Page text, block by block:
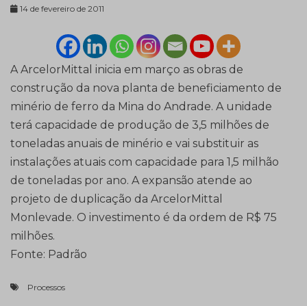
14 de fevereiro de 2011
A ArcelorMittal inicia em março as obras de
construção da nova planta de beneficiamento de
minério de ferro da Mina do Andrade. A unidade
terá capacidade de produção de 3,5 milhões de
toneladas anuais de minério e vai substituir as
instalações atuais com capacidade para 1,5 milhão
de toneladas por ano. A expansão atende ao
projeto de duplicação da ArcelorMittal
Monlevade. O investimento é da ordem de R$ 75
milhões.
Fonte: Padrão
Processos